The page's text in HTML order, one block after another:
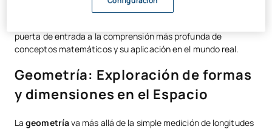
de física hasta el análisis de relaciones en la
puerta de entrada a la comprensión más profunda de
conceptos matemáticos y su aplicación en el mundo real.
Geometría: Exploración de formas
y dimensiones en el Espacio
Lageometríava más allá de la simple medición de longitudes